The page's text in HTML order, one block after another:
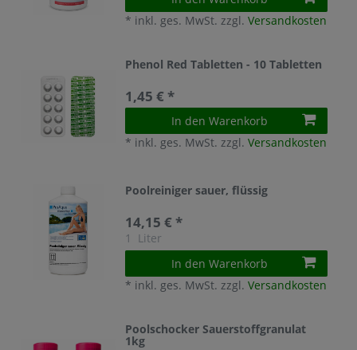
* inkl. ges. MwSt. zzgl.Versandkosten
Phenol Red Tabletten - 10 Tabletten
1,45 € *
In den Warenkorb
* inkl. ges. MwSt. zzgl.Versandkosten
Poolreiniger sauer, flüssig
14,15 € *
1
Liter
In den Warenkorb
* inkl. ges. MwSt. zzgl.Versandkosten
Poolschocker Sauerstoffgranulat
1kg